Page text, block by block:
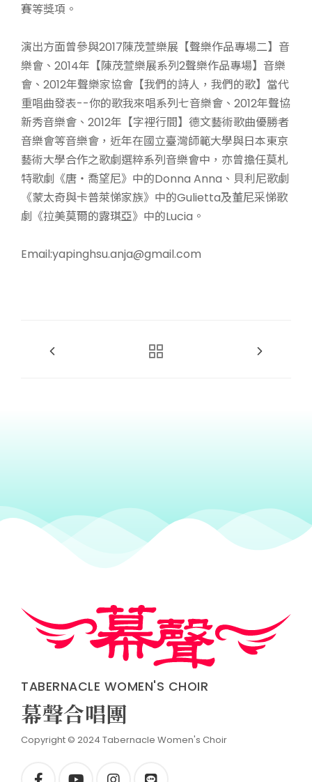
賽等獎項。
演出方面曾參與2017陳茂萱樂展【聲樂作品專場二】音
樂會、2014年【陳茂萱樂展系列2聲樂作品專場】音樂
會、2012年聲樂家協會【我們的詩人，我們的歌】當代
重唱曲發表--你的歌我來唱系列七音樂會、2012年聲協
新秀音樂會、2012年【字裡行間】德文藝術歌曲優勝者
音樂會等音樂會，近年在國立臺灣師範大學與日本東京
藝術大學合作之歌劇選粹系列音樂會中，亦曾擔任莫札
特歌劇《唐‧喬望尼》中的Donna Anna、貝利尼歌劇
《蒙太奇與卡普萊悌家族》中的Gulietta及董尼采悌歌
劇《拉美莫爾的露琪亞》中的Lucia。
Email:yapinghsu.anja@gmail.com
TABERNACLE WOMEN'S CHOIR
幕聲合唱團
Copyright © 2024 Tabernacle Women's Choir